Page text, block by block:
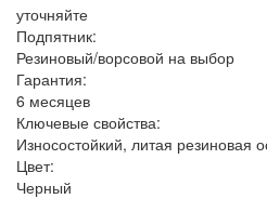
уточняйте
Подпятник:
Резиновый/ворсовой на выбор
Гарантия:
6 месяцев
Ключевые свойства:
Износостойкий, литая резиновая
Цвет:
Черный